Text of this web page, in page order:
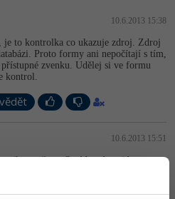
10.6.2013 15:38
je to kontrolka co ukazuje zdroj. Zdroj
Proto formy ani nepočítají s tím,
zvenku. Udělej si ve formu
kontrol.
10.6.2013 15:51
(komu čemu 3.pád, tedy gridu -
jako zdroj dat.
metodu: